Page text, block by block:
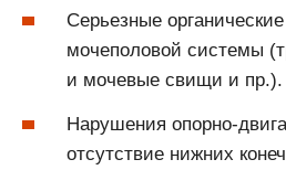
Серьезные
мочеполовой системы
и мочевые свищи и пр.).
Нарушения опорно-
отсутствие нижних